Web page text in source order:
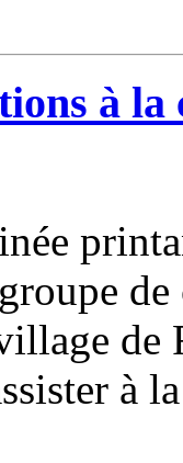
à
de
de
à